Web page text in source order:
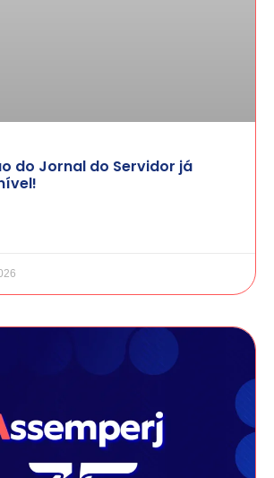
do Jornal do Servidor já